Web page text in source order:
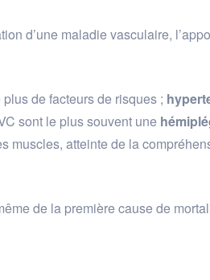
d’une maladie vasculaire,
de facteurs de risques ;
sont le plus souvent une
muscles, atteinte de la
de la première cause de